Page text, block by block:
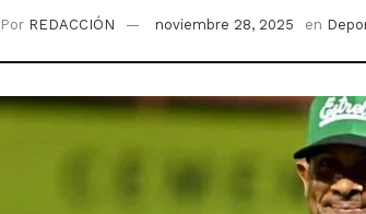
Por REDACCIÓN noviembre 28, 2025 en